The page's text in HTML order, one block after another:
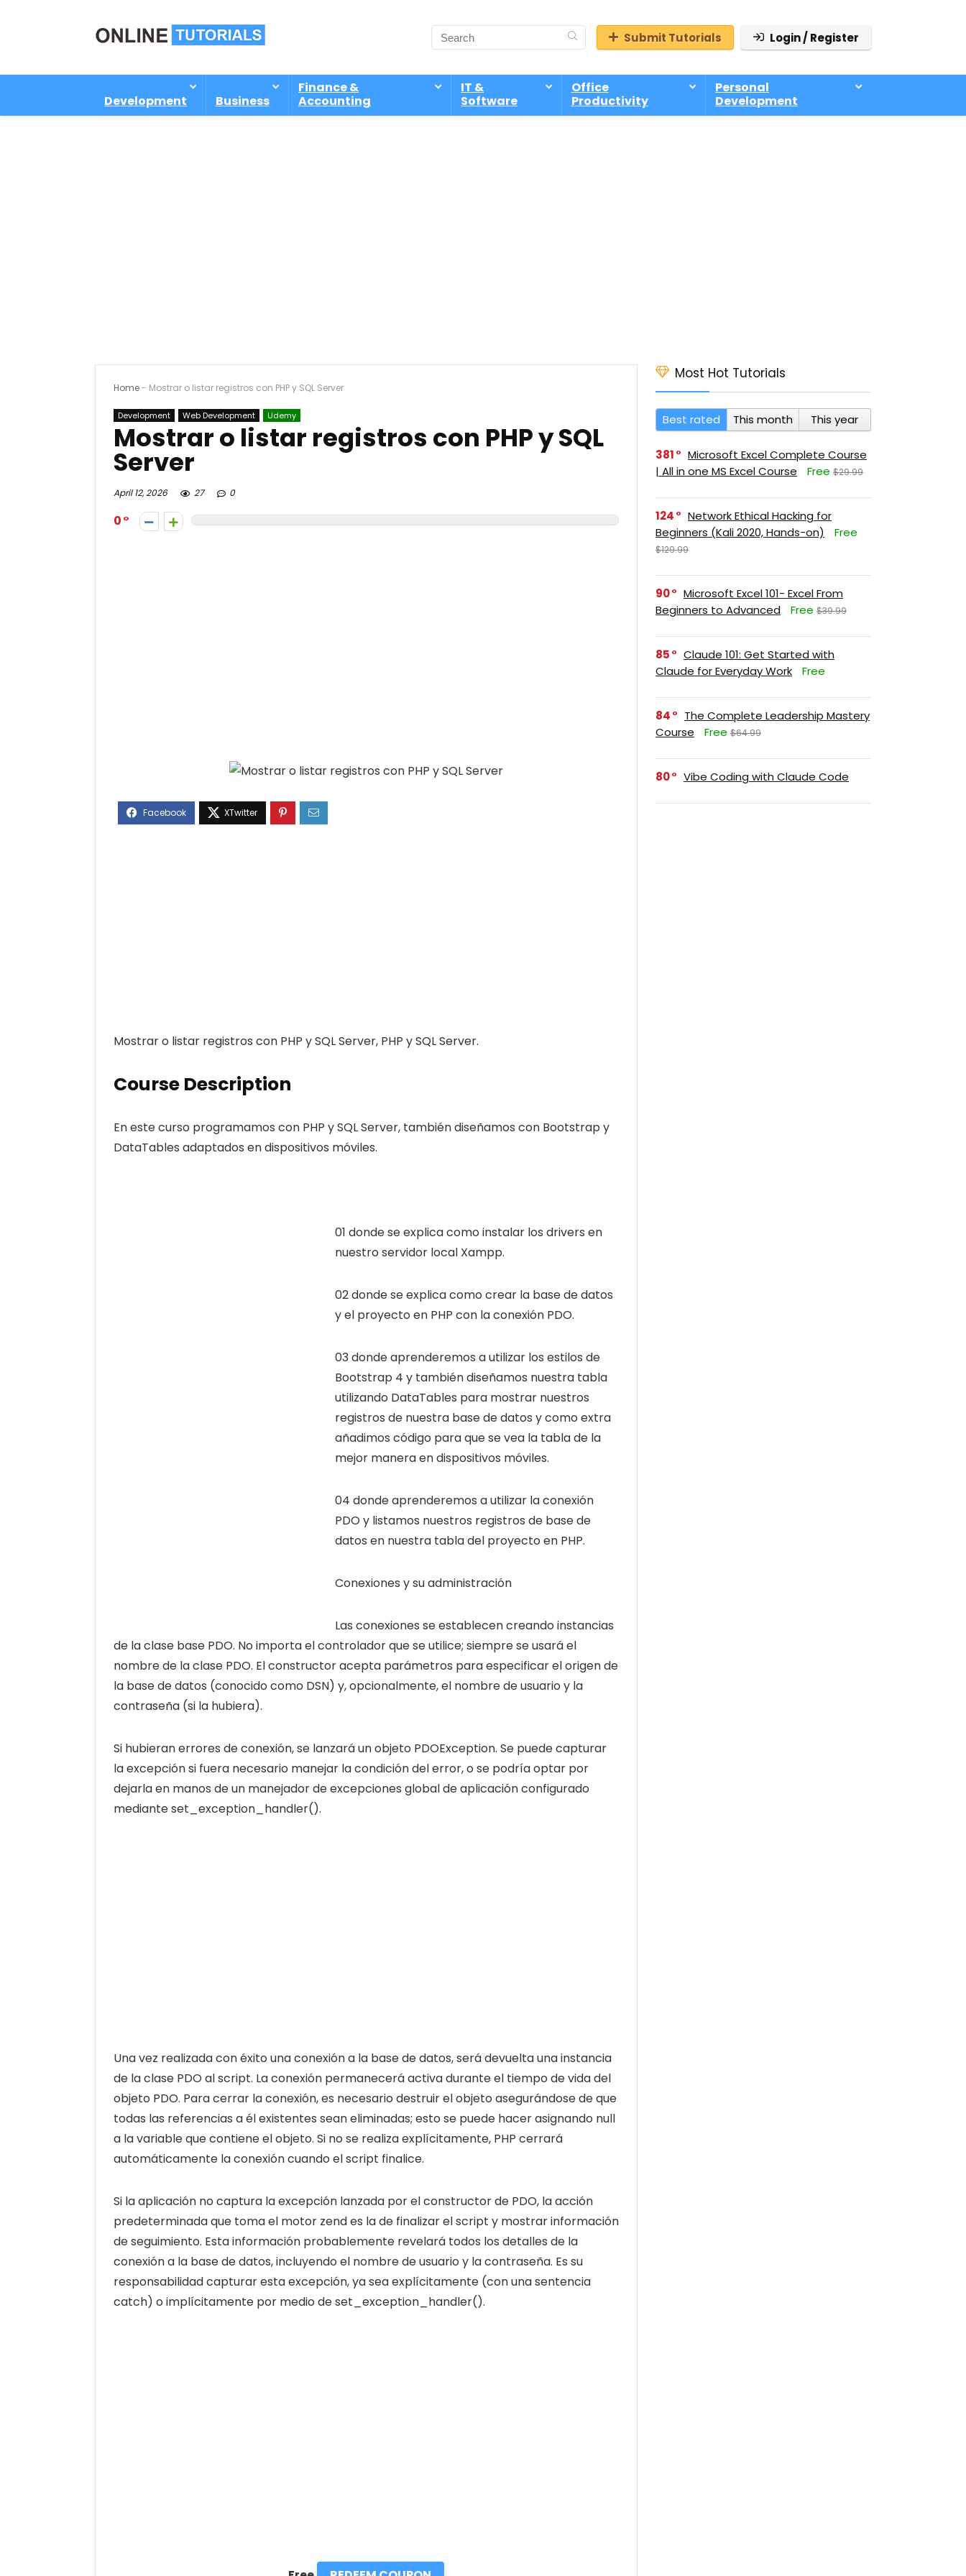
Submit Tutorials Login / Register
Development Business
Finance &
Accounting
IT &
Software
Office
Productivity
Personal
Development
Home- Mostrar o listar registros con PHP y SQL Server
Development Web Development Udemy
Mostrar o listar registros con PHP y SQL
Server
April 12, 2026 27 0
0
Mostrar o listar registros con PHP y SQL Server, PHP y SQL Server.
Course Description
En este curso programamos con PHP y SQL Server, también diseñamos con Bootstrap y
DataTables adaptados en dispositivos móviles.
01 donde se explica como instalar los drivers en
nuestro servidor local Xampp.
02 donde se explica como crear la base de datos
y el proyecto en PHP con la conexión PDO.
03 donde aprenderemos a utilizar los estilos de
Bootstrap 4 y también diseñamos nuestra tabla
utilizando DataTables para mostrar nuestros
registros de nuestra base de datos y como extra
añadimos código para que se vea la tabla de la
mejor manera en dispositivos móviles.
04 donde aprenderemos a utilizar la conexión
PDO y listamos nuestros registros de base de
datos en nuestra tabla del proyecto en PHP.
Conexiones y su administración
Las conexiones se establecen creando instancias
de la clase base PDO. No importa el controlador que se utilice; siempre se usará el
nombre de la clase PDO. El constructor acepta parámetros para especificar el origen de
la base de datos (conocido como DSN) y, opcionalmente, el nombre de usuario y la
contraseña (si la hubiera).
Si hubieran errores de conexión, se lanzará un objeto PDOException. Se puede capturar
la excepción si fuera necesario manejar la condición del error, o se podría optar por
dejarla en manos de un manejador de excepciones global de aplicación configurado
mediante set_exception_handler().
Una vez realizada con éxito una conexión a la base de datos, será devuelta una instancia
de la clase PDO al script. La conexión permanecerá activa durante el tiempo de vida del
objeto PDO. Para cerrar la conexión, es necesario destruir el objeto asegurándose de que
todas las referencias a él existentes sean eliminadas; esto se puede hacer asignando null
a la variable que contiene el objeto. Si no se realiza explícitamente, PHP cerrará
automáticamente la conexión cuando el script finalice.
Si la aplicación no captura la excepción lanzada por el constructor de PDO, la acción
predeterminada que toma el motor zend es la de finalizar el script y mostrar información
de seguimiento. Esta información probablemente revelará todos los detalles de la
conexión a la base de datos, incluyendo el nombre de usuario y la contraseña. Es su
responsabilidad capturar esta excepción, ya sea explícitamente (con una sentencia
catch) o implícitamente por medio de set_exception_handler().
Most Hot Tutorials
Best rated This month This year
381
Microsoft Excel Complete Course
| All in one MS Excel Course
Free $29.99
124
Network Ethical Hacking for
Beginners (Kali 2020, Hands-on)
Free
$129.99
90
Microsoft Excel 101- Excel From
Beginners to Advanced
Free $39.99
85
Claude 101: Get Started with
Claude for Everyday Work
Free
84
The Complete Leadership Mastery
Course
Free $64.99
80 Vibe Coding with Claude Code